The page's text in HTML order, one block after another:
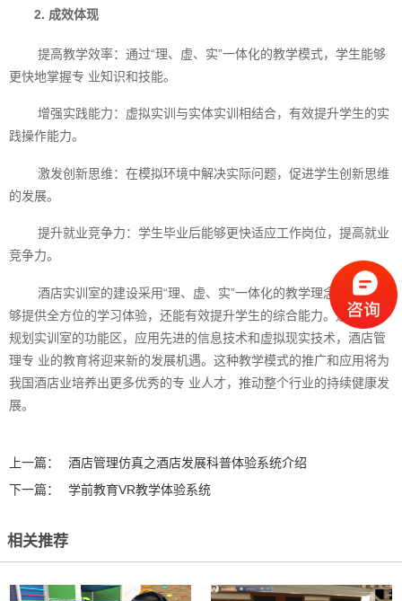
2. 成效体现
提高教学效率：通过“理、虚、实”一体化的教学模式，学生能够
更快地掌握专 业知识和技能。
增强实践能力：虚拟实训与实体实训相结合，有效提升学生的实
践操作能力。
激发创新思维：在模拟环境中解决实际问题，促进学生创新思维
的发展。
提升就业竞争力：学生毕业后能够更快适应工作岗位，提高就业
竞争力。
酒店实训室的建设采用“理、虚、实”一体化的教学理念，不仅能
够提供全方位的学习体验，还能有效提升学生的综合能力。通过合理
规划实训室的功能区，应用先进的信息技术和虚拟现实技术，酒店管
理专 业的教育将迎来新的发展机遇。这种教学模式的推广和应用将为
我国酒店业培养出更多优秀的专 业人才，推动整个行业的持续健康发
展。‍
上一篇：
酒店管理仿真之酒店发展科普体验系统介绍
下一篇：
学前教育VR教学体验系统
相关推荐